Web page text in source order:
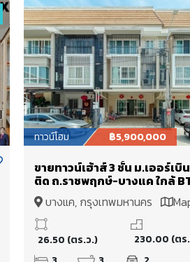
ทาวน์โฮม ฿5,900,000
ขายทาวน์เฮ้าส์ 3 ชั้น ม.เออร์เบิ
ติด ถ.ราชพฤกษ์-บางแค ใกล้
หว้าบางแค, กรุงเทพมหานคร
26.50 (ตร.ว.)
230.00 (ตร